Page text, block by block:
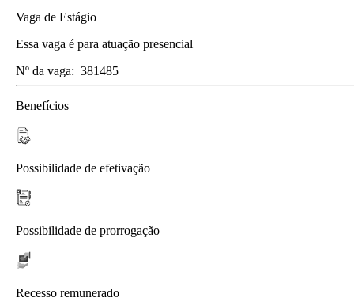
Vaga de Estágio
Essa vaga é para atuação presencial
Nº da vaga: 381485
Benefícios
Possibilidade de efetivação
Possibilidade de prorrogação
Recesso remunerado